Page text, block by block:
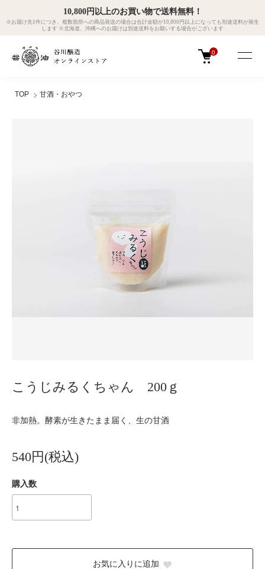
10,800円以上のお買い物で送料無料！
※お届け先1件につき。複数箇所への商品発送の場合は合計金額が10,800円以上になっても別途送料が発生
します ※北海道、沖縄へのお届けは別途送料をお願いする場合がございます
0
TOP 甘酒・おやつ
こうじみるくちゃん 200ｇ
非加熱。酵素が生きたまま届く、生の甘酒
540円(税込)
購入数
お気に入りに追加